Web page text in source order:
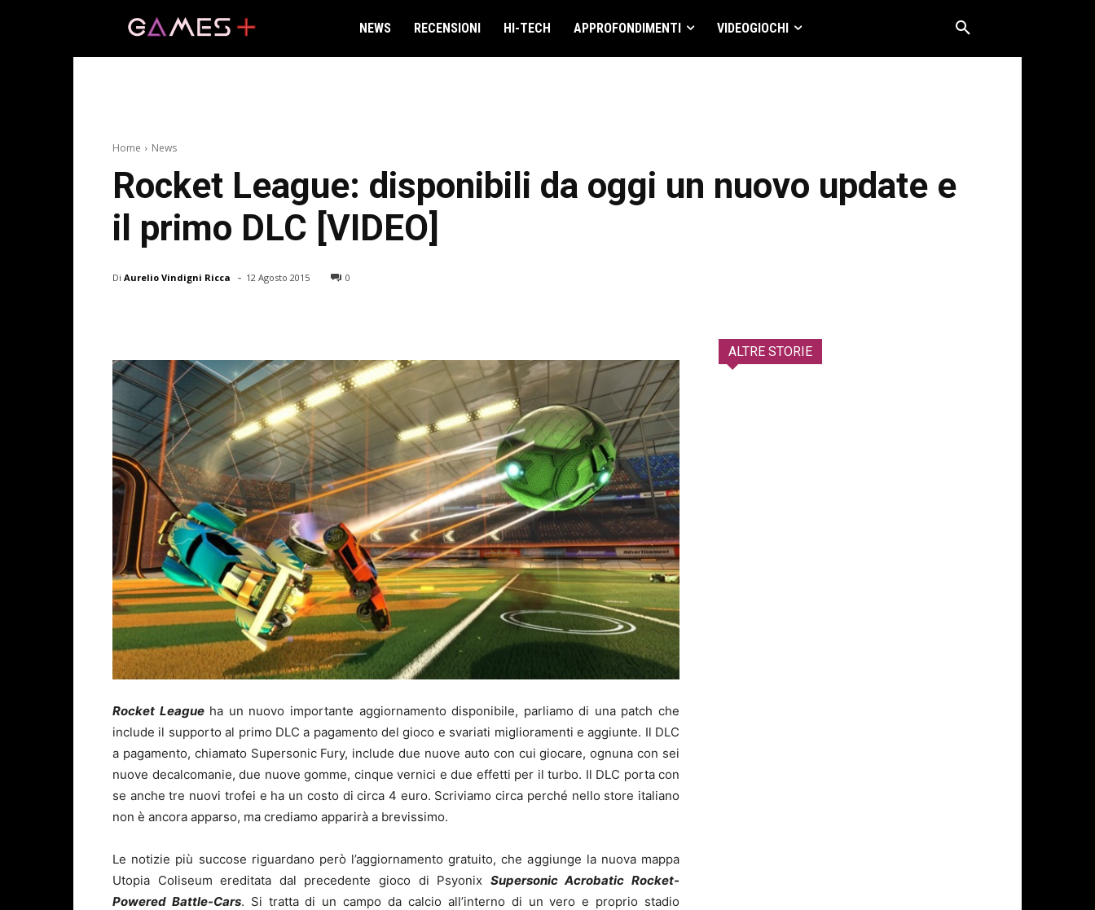
NEWS RECENSIONI HI-TECH APPROFONDIMENTI VIDEOGIOCHI
Home News
Rocket League: disponibili da oggi un nuovo update e
il primo DLC [VIDEO]
Di Aurelio Vindigni Ricca - 12 Agosto 2015 0
Rocket Leagueha un nuovo importante aggiornamento disponibile, parliamo di una patch che
include il supporto al primo DLC a pagamento del gioco e svariati miglioramenti e aggiunte. Il DLC
a pagamento, chiamato Supersonic Fury, include due nuove auto con cui giocare, ognuna con sei
nuove decalcomanie, due nuove gomme, cinque vernici e due effetti per il turbo. Il DLC porta con
se anche tre nuovi trofei e ha un costo di circa 4 euro. Scriviamo circa perché nello store italiano
non è ancora apparso, ma crediamo apparirà a brevissimo.
Le notizie più succose riguardano però l’aggiornamento gratuito, che aggiunge la nuova mappa
Utopia Coliseum ereditata dal precedente gioco di Psyonix Supersonic Acrobatic Rocket-
Powered Battle-Cars. Si tratta di un campo da calcio all’interno di un vero e proprio stadio
ALTRE STORIE